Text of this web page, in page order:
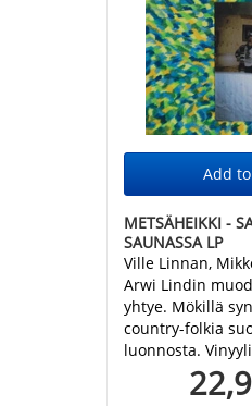
METSÄHEIKKI -
SAUNASSA LP
Ville Linnan,
Arwi Lindin
yhtye. Mökillä
country-folkia
luonnosta.